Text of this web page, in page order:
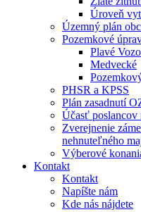
Úroveň
Územný plán
Pozemkové
Plavé
Medvecké
PHSR a KPSS
Plán zasadnutí
Účasť poslancov
Zverejnenie
nehnuteľného
Výberové
Kontakt
Kontakt
Napíšte nám
Kde nás nájdete